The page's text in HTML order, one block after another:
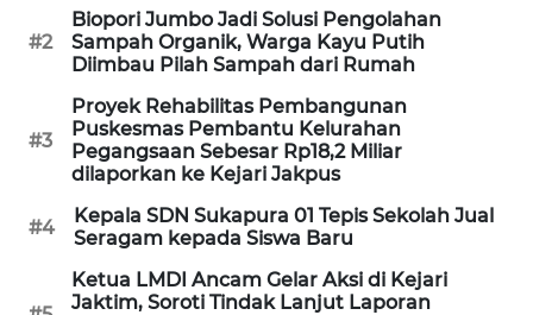
#2
Biopori Jumbo Jadi Solusi Pengolahan
Sampah Organik, Warga Kayu Putih
Diimbau Pilah Sampah dari Rumah
#3
Proyek Rehabilitas Pembangunan
Puskesmas Pembantu Kelurahan
Pegangsaan Sebesar Rp18,2 Miliar
dilaporkan ke Kejari Jakpus
#4
Kepala SDN Sukapura 01 Tepis Sekolah Jual
Seragam kepada Siswa Baru
Ketua LMDI Ancam Gelar Aksi di Kejari
Jaktim, Soroti Tindak Lanjut Laporan
MEDAN
NEWS
METRO
JAKARTA
NEWS
KRT
NEWS
KARING